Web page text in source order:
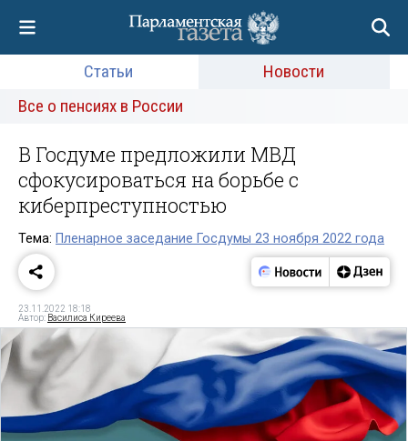
Статьи
Новости
Все о пенсиях в России
В Госдуме предложили МВД
сфокусироваться на борьбе с
киберпреступностью
Тема: Пленарное заседание Госдумы 23 ноября 2022 года
23.11.2022 18:18
Автор: Василиса Киреева